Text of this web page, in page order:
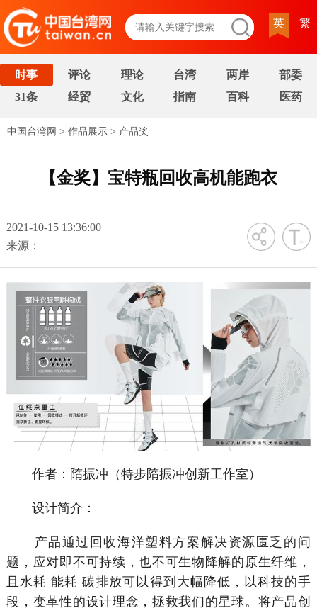
英 繁
时事 评论 理论 台湾 两岸
部委
31条
经贸 文化 指南 百科 医药
中国台湾网 > 作品展示 > 产品奖
【金奖】宝特瓶回收高机能跑衣
2021-10-15 13:36:00
来源：
字号
作者：隋振冲（特步隋振冲创新工作室）
设计简介：
产品通过回收海洋塑料方案解决资源匮乏的问
题，应对即不可持续，也不可生物降解的原生纤维，
且水耗 能耗 碳排放可以得到大幅降低，以科技的手
段，变革性的设计理念，拯救我们的星球。将产品创